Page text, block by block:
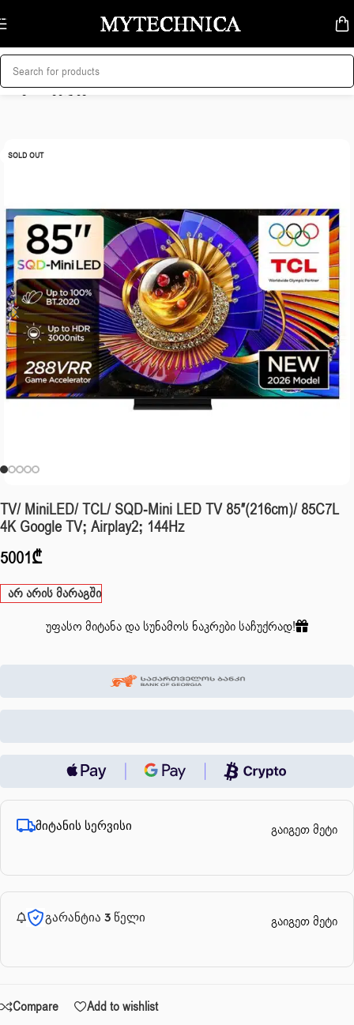
Skip to navigation
Skip to main content
მთავარი/ტელევიზორი
SOLD OUT
TV/ MiniLED/ TCL/ SQD-Mini LED TV 85″(216cm)/ 85C7L
4K Google TV; Airplay2; 144Hz
5001₾
არ არის მარაგში
უფასო მიტანა და სუნამოს ნაკრები საჩუქრად!
მიტანის სერვისი გაიგეთ მეტი
გარანტია 3 წელი გაიგეთ მეტი
Compare
Add to wishlist